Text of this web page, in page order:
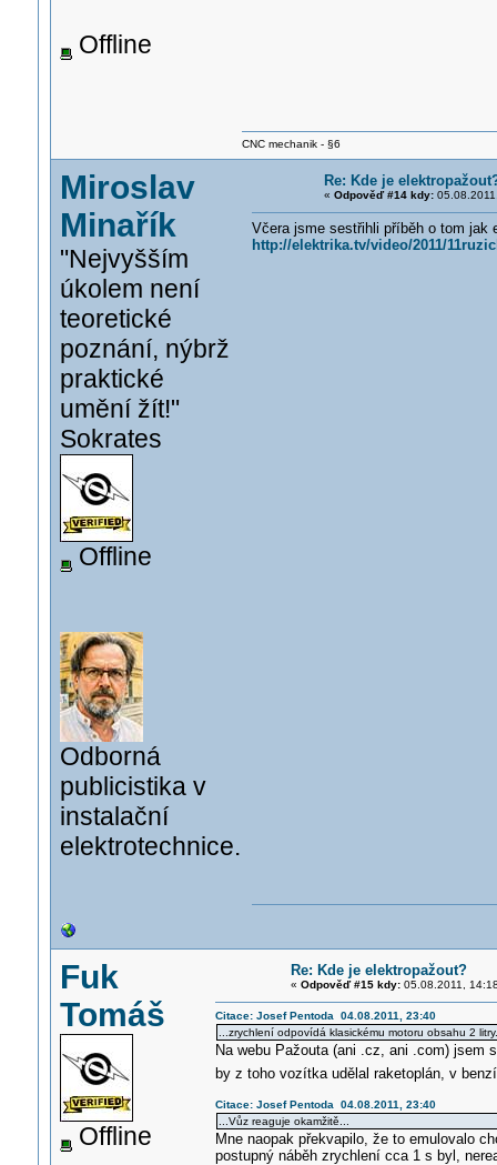
Offline
CNC mechanik - §6
Miroslav
Minařík
"Nejvyšším
úkolem není
teoretické
poznání, nýbrž
praktické
umění žít!"
Sokrates
Offline
Odborná
publicistika v
instalační
elektrotechnice.
Re: Kde je
« Odpověď #14 kdy:
Včera jsme sestřihli příběh o tom jak
http://elektrika.tv/video/2011/
Fuk
Tomáš
Offline
Re: Kde je elektropažout?
« Odpověď #15 kdy:05.08.2011,
Citace: Josef Pentoda 04.08.2011, 23:40
...zrychlení odpovídá klasickému motoru obsahu 2
Na webu Pažouta (ani .cz, ani .com) jsem
by z toho vozítka udělal raketoplán, v
Citace: Josef Pentoda 04.08.2011, 23:40
...Vůz reaguje okamžitě...
Mne naopak překvapilo, že to emulovalo
postupný náběh zrychlení cca 1 s byl,